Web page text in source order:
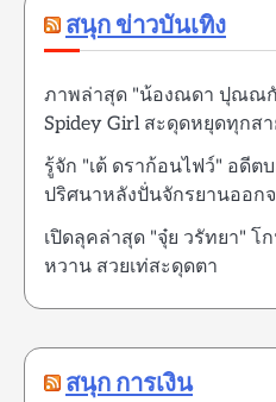
สนุก ข่าวบันเทิง
ภาพล่าสุด "น้องณดา ปุณณ
Spidey Girl สะดุดหยุดทุกส
รู้จัก "เต้ ดราก้อนไฟว์" อดีต
ปริศนาหลังปั่นจักรยานออก
เปิดลุคล่าสุด "จุ๋ย วรัทยา"
หวาน สวยเท่สะดุดตา
สนุก การเงิน